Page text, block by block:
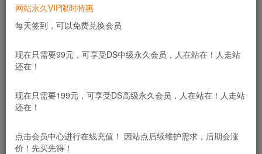
品，这个很重要，很重要，很重要。接下来就是日常运营等
1、抖音带货赚钱模式
（1）拍摄多个短视频同时在几十个账号发布；
网站永久VIP限时特惠
每天签到，可以免费兑换会员
现在只需要99元，可享受DS中级永久会员，人在站在！人走站
还在！
现在只需要199元，可享受DS高级永久会员，人在站在！人走站
还在！
点击会员中心进行在线充值！ 因站点后续维护需求，后期会涨
价！先买先得！